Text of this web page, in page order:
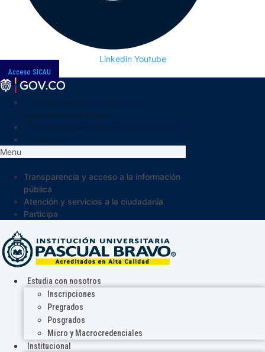
Linkedin Youtube
Acceso SICAU
Menu
Transparencia y acceso a la información
pública
Atención y servicios a la ciudadanía
Participa
Estudia con nosotros
Inscripciones
Pregrados
Posgrados
Micro y Macrocredenciales
Institucional